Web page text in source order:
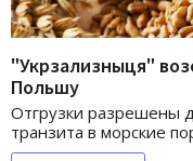
"Укрзализныця"
Польшу
Отгрузки разрешены
транзита в морские